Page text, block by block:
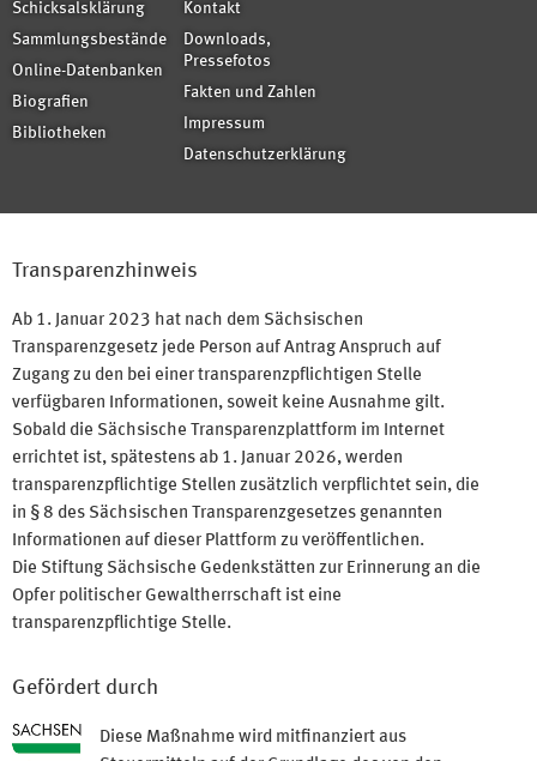
Schicksalsklärung
Sammlungsbestände
Online-Datenbanken
Biografien
Bibliotheken
Kontakt
Downloads,
Pressefotos
Fakten und Zahlen
Impressum
Datenschutzerklärung
Transparenzhinweis
Ab 1. Januar 2023 hat nach dem Sächsischen
Transparenzgesetz jede Person auf Antrag Anspruch auf
Zugang zu den bei einer transparenzpflichtigen Stelle
verfügbaren Informationen, soweit keine Ausnahme gilt.
Sobald die Sächsische Transparenzplattform im Internet
errichtet ist, spätestens ab 1. Januar 2026, werden
transparenzpflichtige Stellen zusätzlich verpflichtet sein, die
in § 8 des Sächsischen Transparenzgesetzes genannten
Informationen auf dieser Plattform zu veröffentlichen.
Die Stiftung Sächsische Gedenkstätten zur Erinnerung an die
Opfer politischer Gewaltherrschaft ist eine
transparenzpflichtige Stelle.
Gefördert durch
Diese Maßnahme wird mitfinanziert aus